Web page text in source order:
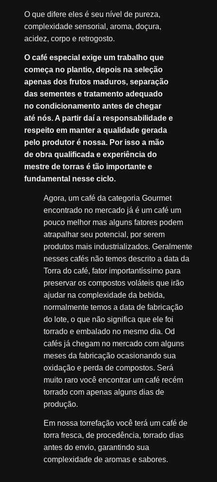
O que difere eles é seu nível de pureza,
complexidade sensorial, aroma, doçura,
acidez, corpo e retrogosto.
O café especial exige um trabalho que
começa no plantio, depois na seleção
apenas dos frutos maduros, separação
das sementes e tratamento adequado
no condicionamento antes de chegar
até nós. A partir daí a responsabilidade e
respeito em manter a qualidade gerada
pelo produtor é nossa. Por isso a mão
de obra qualificada e experiência do
mestre de torras é tão importante e
fundamental nesse ciclo.
Agora, um café da categoria Gourmet
encontrado no mercado já é um café um
pouco melhor mas alguns fatores podem
atrapalhar seu potencial, por serem
produtos mais industrializados. Geralmente
nesses cafés não temos descrito a data da
Torra do café, fator importantíssimo para
preservar os compostos voláteis que irão
ajudar na complexidade da bebida,
normalmente temos a data de fabricação
do lote, o que não significa que ele foi
torrado e embalado no mesmo dia. Od
cafés já chegam no mercado com alguns
meses da fabricação ocasionando sua
oxidação e perda de compostos. Será
muito raro você encontrar um café recém
torrado com apenas alguns dias de
produção.
Em nossa torrefação você terá um café de
torra fresca, de procedência, torrado dias
antes do envio, garantindo sua
complexidade de aromas e sabores.